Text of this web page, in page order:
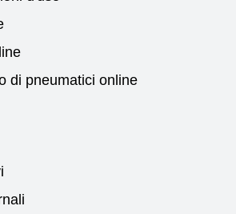
di pneumatici online